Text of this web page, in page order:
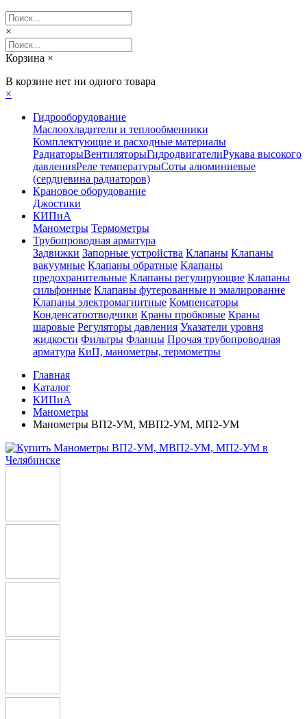
×
Корзина ×
В корзине нет ни одного товара
×
Гидрооборудование
Маслоохладители и теплообменники
Комплектующие и расходные материалы
РадиаторыВентиляторыГидродвигателиРукава высокого
давленияРеле температурыСоты алюминиевые
(сердцевина радиаторов)
Крановое оборудование
Джостики
КИПиА
Манометры Термометры
Трубопроводная арматура
Задвижки Запорные устройства Клапаны Клапаны
вакуумные Клапаны обратные Клапаны
предохранительные Клапаны регулирующие Клапаны
сильфонные Клапаны футерованные и эмалированне
Клапаны электромагнитные Компенсаторы
Конденсатоотводчики Краны пробковые Краны
шаровые Регуляторы давления Указатели уровня
жидкости Фильтры Фланцы Прочая трубопроводная
арматура КиП, манометры, термометры
Главная
Каталог
КИПиА
Манометры
Манометры ВП2-УМ, МВП2-УМ, МП2-УМ